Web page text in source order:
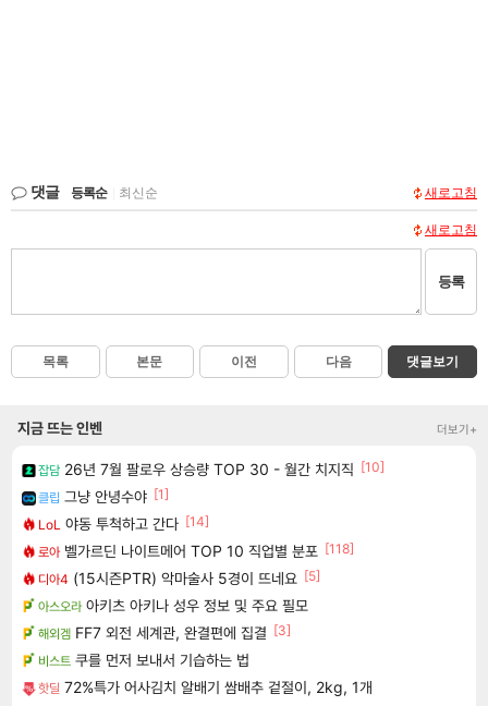
댓글 등록순 최신순 새로고침
새로고침
등록
목록 본문 이전 다음 댓글보기
지금 뜨는 인벤 더보기+
잡담 26년 7월 팔로우 상승량 TOP 30 - 월간 치지직 [10]
클립 그냥 안녕수야 [1]
LoL 야동 투척하고 간다 [14]
로아 벨가르딘 나이트메어 TOP 10 직업별 분포 [118]
디아4 (15시즌PTR) 악마술사 5경이 뜨네요 [5]
아스오라 아키츠 아키나 성우 정보 및 주요 필모
해외겜 FF7 외전 세계관, 완결편에 집결 [3]
비스트 쿠를 먼저 보내서 기습하는 법
핫딜 72%특가 어사김치 알배기 쌈배추 겉절이, 2kg, 1개